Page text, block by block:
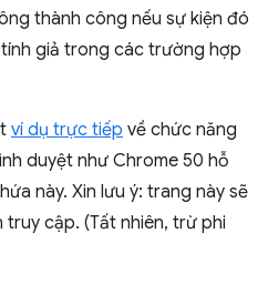
thành công nếu sự kiện đó
giả trong các trường hợp
ví dụ trực tiếp về chức năng
duyệt như Chrome 50 hỗ
này. Xin lưu ý: trang này sẽ
cập. (Tất nhiên, trừ phi